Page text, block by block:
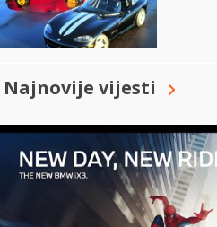
Najnovije vijesti